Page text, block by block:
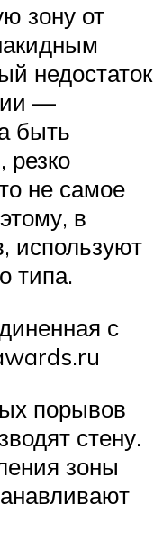
зону от
недостаток
—
быть
резко
не самое
в
используют
типа.
с
порывов
стену.
зоны